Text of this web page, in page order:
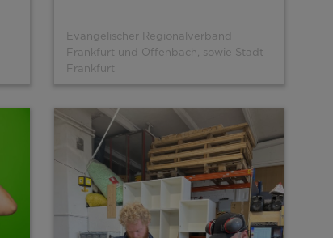
Evangelischer Regionalverband
Frankfurt und Offenbach, sowie Stadt
Frankfurt